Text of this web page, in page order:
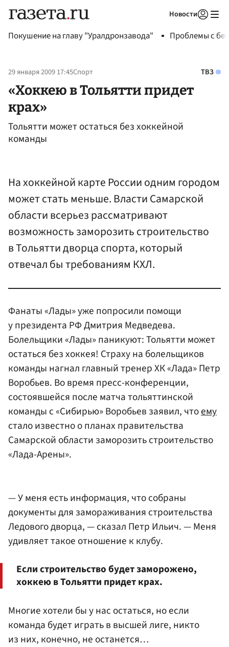
Новости
Покушение на главу "Уралдронзавода" Проблемы с
29 января 2009 17:45Спорт ТВЗ
«Хоккею в Тольятти придет
крах»
Тольятти может остаться без хоккейной
команды
На хоккейной карте России одним городом
может стать меньше. Власти Самарской
области всерьез рассматривают
возможность заморозить строительство
в Тольятти дворца спорта, который
отвечал бы требованиям КХЛ.
Фанаты «Лады» уже попросили помощи
у президента РФ Дмитрия Медведева.
Болельщики «Лады» паникуют: Тольятти может
остаться без хоккея! Страху на болельщиков
команды нагнал главный тренер ХК «Лада» Петр
Воробьев. Во время пресс-конференции,
состоявшейся после матча тольяттинской
команды с «Сибирью» Воробьев заявил, чтоему
стало известно о планах правительства
Самарской области заморозить строительство
«Лада-Арены».
— У меня есть информация, что собраны
документы для замораживания строительства
Ледового дворца, — сказал Петр Ильич. — Меня
удивляет такое отношение к клубу.
Если строительство будет заморожено,
хоккею в Тольятти придет крах.
Многие хотели бы у нас остаться, но если
команда будет играть в высшей лиге, никто
из них, конечно, не останется…